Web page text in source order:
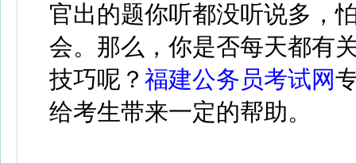
官出的题你听都没听说多，
会。那么，你是否每天都有
技巧呢？ 福建公务员考试网
给考生带来一定的帮助。